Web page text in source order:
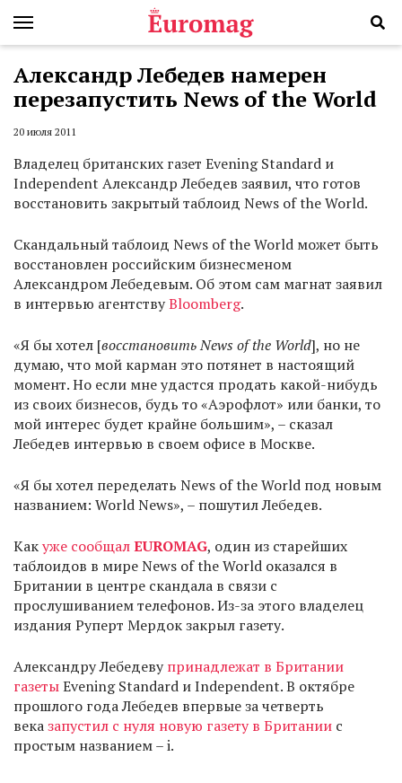
Александр Лебедев намерен
перезапустить News of the World
20 июля 2011
Владелец британских газет Evening Standard и
Independent Александр Лебедев заявил, что готов
восстановить закрытый таблоид News of the World.
Скандальный таблоид News of the World может быть
восстановлен российским бизнесменом
Александром Лебедевым. Об этом сам магнат заявил
в интервью агентствуBloomberg.
«Я бы хотел [восстановить News of the World], но не
думаю, что мой карман это потянет в настоящий
момент. Но если мне удастся продать какой-нибудь
из своих бизнесов, будь то «Аэрофлот» или банки, то
мой интерес будет крайне большим», – сказал
Лебедев интервью в своем офисе в Москве.
«Я бы хотел переделать News of the World под новым
названием: World News», – пошутил Лебедев.
Какуже сообщалEUROMAG, один из старейших
таблоидов в мире News of the World оказался в
Британии в центре скандала в связи с
прослушиванием телефонов. Из-за этого владелец
издания Руперт Мердок закрыл газету.
Александру Лебедевупринадлежат в Британии
газетыEvening Standard и Independent. В октябре
прошлого года Лебедев впервые за четверть
веказапустил с нуля новую газету в Британии с
простым названием – i.